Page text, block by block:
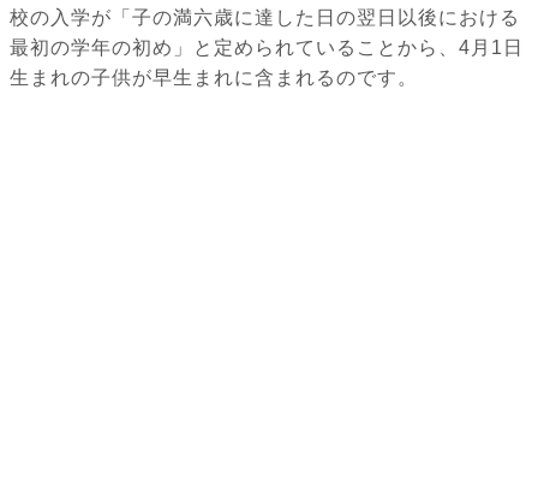
校の入学が「子の満六歳に達した日の翌日以後における
最初の学年の初め」と定められていることから、4月1日
生まれの子供が早生まれに含まれるのです。